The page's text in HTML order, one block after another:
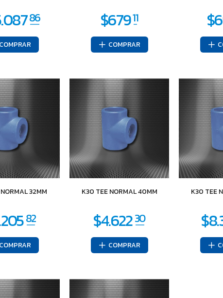
COMPRAR COMPRAR
32MM
COMPRAR
K30 TEE NORMAL 40MM
COMPRAR
K30 TEE